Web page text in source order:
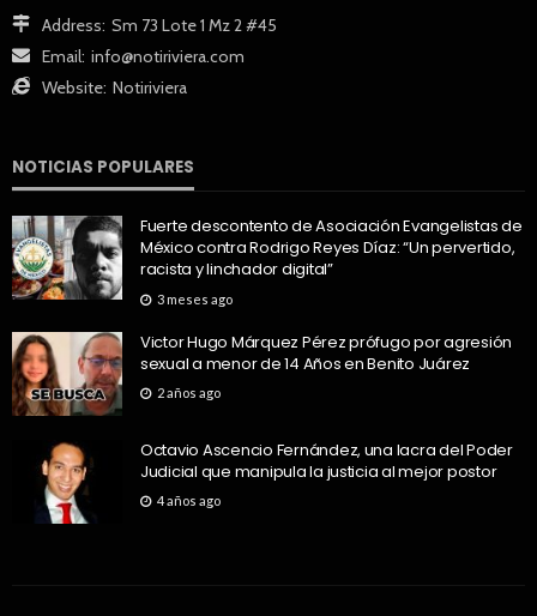
Address: Sm 73 Lote 1 Mz 2 #45
Email: info@notiriviera.com
Website: Notiriviera
NOTICIAS POPULARES
Fuerte descontento de Asociación Evangelistas de
México contra Rodrigo Reyes Díaz: “Un pervertido,
racista y linchador digital”
3 meses ago
Victor Hugo Márquez Pérez prófugo por agresión
sexual a menor de 14 Años en Benito Juárez
2 años ago
Octavio Ascencio Fernández, una lacra del Poder
Judicial que manipula la justicia al mejor postor
4 años ago